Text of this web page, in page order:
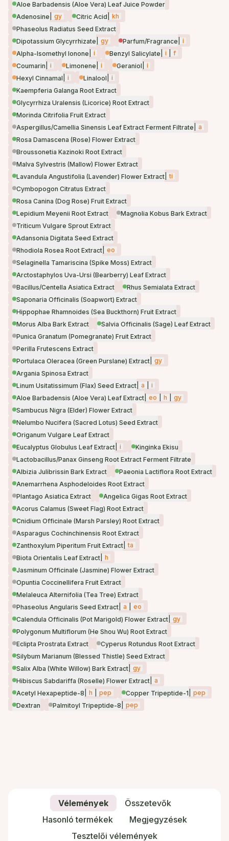
Aloe Barbadensis (Aloe Vera) Leaf Juice Powder
Adenosine
gy Citric Acid
kh
Phaseolus Radiatus Seed Extract
Dipotassium Glycyrrhizate
gy Parfum/Fragrance
i
Alpha-Isomethyl Ionone
i Benzyl Salicylate i
f
Coumarin
i Limonene i Geraniol
i
Hexyl Cinnamal
i Linalool
i
Kaempferia Galanga Root Extract
Glycyrrhiza Uralensis (Licorice) Root Extract
Morinda Citrifolia Fruit Extract
Aspergillus/Camellia Sinensis Leaf Extract Ferment Filtrate
a
Rosa Damascena (Rose) Flower Extract
Broussonetia Kazinoki Root Extract
Malva Sylvestris (Mallow) Flower Extract
Lavandula Angustifolia (Lavender) Flower Extract ti
Cymbopogon Citratus Extract
Rosa Canina (Dog Rose) Fruit Extract
Lepidium Meyenii Root Extract
Magnolia Kobus Bark Extract
Triticum Vulgare Sprout Extract
Adansonia Digitata Seed Extract
Rhodiola Rosea Root Extract eo
Selaginella Tamariscina (Spike Moss) Extract
Arctostaphylos Uva-Ursi (Bearberry) Leaf Extract
Bacillus/Centella Asiatica Extract
Rhus Semialata Extract
Saponaria Officinalis (Soapwort) Extract
Hippophae Rhamnoides (Sea Buckthorn) Fruit Extract
Morus Alba Bark Extract
Salvia Officinalis (Sage) Leaf Extract
Punica Granatum (Pomegranate) Fruit Extract
Perilla Frutescens Extract
Portulaca Oleracea (Green Purslane) Extract gy
Argania Spinosa Extract
Linum Usitatissimum (Flax) Seed Extract a
i
Aloe Barbadensis (Aloe Vera) Leaf Extract eo h
gy
Sambucus Nigra (Elder) Flower Extract
Nelumbo Nucifera (Sacred Lotus) Seed Extract
Origanum Vulgare Leaf Extract
Eucalyptus Globulus Leaf Extract i
Kinginka Ekisu
Lactobacillus/Panax Ginseng Root Extract Ferment Filtrate
Albizia Julibrissin Bark Extract
Paeonia Lactiflora Root Extract
Anemarrhena Asphodeloides Root Extract
Plantago Asiatica Extract
Angelica Gigas Root Extract
Acorus Calamus (Sweet Flag) Root Extract
Cnidium Officinale (Marsh Parsley) Root Extract
Asparagus Cochinchinensis Root Extract
Zanthoxylum Piperitum Fruit Extract ta
Biota Orientalis Leaf Extract h
Jasminum Officinale (Jasmine) Flower Extract
Opuntia Coccinellifera Fruit Extract
Melaleuca Alternifolia (Tea Tree) Extract
Phaseolus Angularis Seed Extract a
eo
Calendula Officinalis (Pot Marigold) Flower Extract gy
Polygonum Multiflorum (He Shou Wu) Root Extract
Eclipta Prostrata Extract
Cyperus Rotundus Root Extract
Silybum Marianum (Blessed Thistle) Seed Extract
Salix Alba (White Willow) Bark Extract gy
Hibiscus Sabdariffa (Roselle) Flower Extract a
Acetyl Hexapeptide-8
h pep Copper Tripeptide-1
pep
Dextran
Palmitoyl Tripeptide-8 pep
Vélemények
Összetevők
Hasonló termékek
Megjegyzések
Tesztelői vélemények